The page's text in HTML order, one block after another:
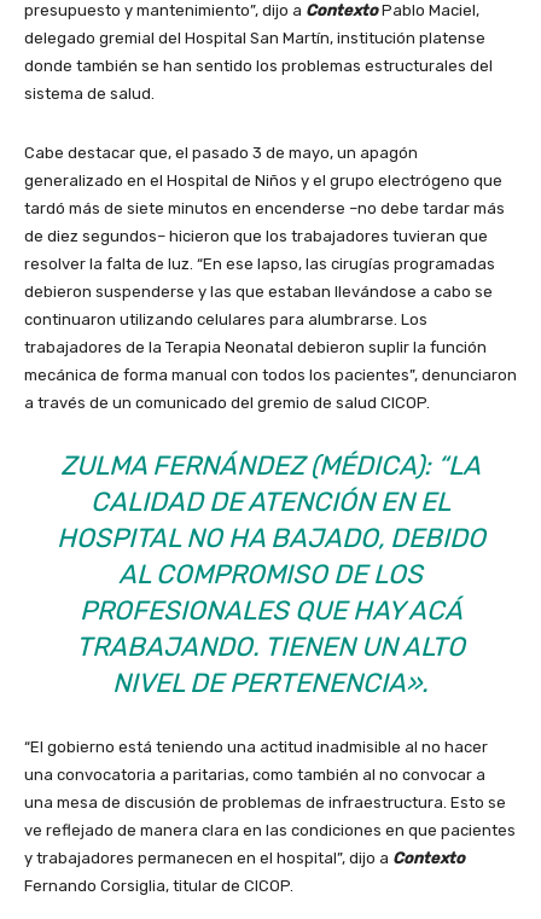
presupuesto y mantenimiento”, dijo a ContextoPablo Maciel,
delegado gremial del Hospital San Martín, institución platense
donde también se han sentido los problemas estructurales del
sistema de salud.
Cabe destacar que, el pasado 3 de mayo, un apagón
generalizado en el Hospital de Niños y el grupo electrógeno que
tardó más de siete minutos en encenderse –no debe tardar más
de diez segundos– hicieron que los trabajadores tuvieran que
resolver la falta de luz. “En ese lapso, las cirugías programadas
debieron suspenderse y las que estaban llevándose a cabo se
continuaron utilizando celulares para alumbrarse. Los
trabajadores de la Terapia Neonatal debieron suplir la función
mecánica de forma manual con todos los pacientes”, denunciaron
a través de un comunicado del gremio de salud CICOP.
ZULMA FERNÁNDEZ (MÉDICA): “LA
CALIDAD DE ATENCIÓN EN EL
HOSPITAL NO HA BAJADO, DEBIDO
AL COMPROMISO DE LOS
PROFESIONALES QUE HAY ACÁ
TRABAJANDO. TIENEN UN ALTO
NIVEL DE PERTENENCIA».
“El gobierno está teniendo una actitud inadmisible al no hacer
una convocatoria a paritarias, como también al no convocar a
una mesa de discusión de problemas de infraestructura. Esto se
ve reflejado de manera clara en las condiciones en que pacientes
y trabajadores permanecen en el hospital”, dijo a Contexto
Fernando Corsiglia, titular de CICOP.